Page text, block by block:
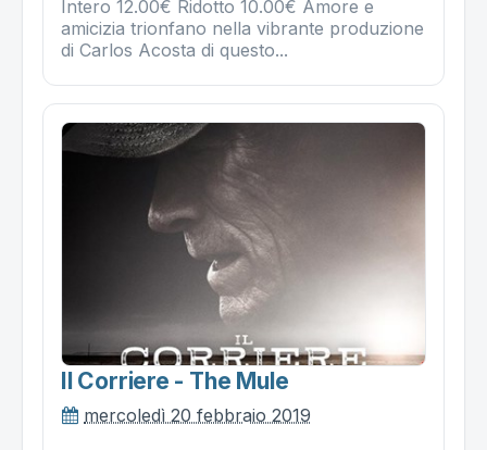
Intero 12.00€ Ridotto 10.00€ Amore e
amicizia trionfano nella vibrante produzione
di Carlos Acosta di questo...
Il Corriere - The Mule
mercoledì 20 febbraio 2019